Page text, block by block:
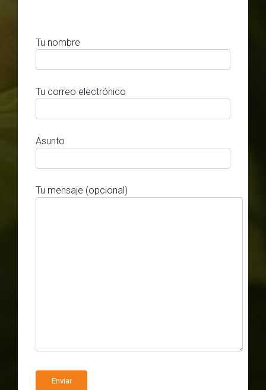
Tu nombre
Tu correo electrónico
Asunto
Tu mensaje (opcional)